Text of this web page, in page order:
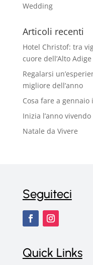
Wedding
Articoli recenti
Hotel Christof: tra
cuore dell’Alto Adige
Regalarsi
migliore dell’anno
Cosa fare a gennaio
Inizia l’anno vivendo
Natale da Vivere
Seguiteci
Quick Links